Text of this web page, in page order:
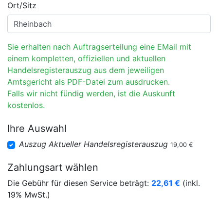
Ort/Sitz
Sie erhalten nach Auftragserteilung eine EMail mit
einem kompletten, offiziellen und aktuellen
Handelsregisterauszug aus dem jeweiligen
Amtsgericht als PDF-Datei zum ausdrucken.
Falls wir nicht fündig werden, ist die Auskunft
kostenlos.
Ihre Auswahl
Auszug Aktueller Handelsregisterauszug 19,00 €
Zahlungsart wählen
Die Gebühr für diesen Service beträgt: 22,61 € (inkl.
19% MwSt.)